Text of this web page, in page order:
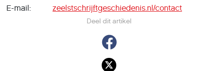
Deel dit artikel
E-mail:
zeelstschrijftgeschiedenis.nl/contact